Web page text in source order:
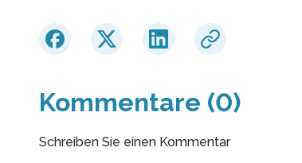
Kommentare (0)
Schreiben Sie einen Kommentar